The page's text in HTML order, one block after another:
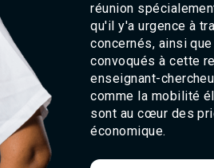
réunion
qu'il y'a urgence à
concernés, ainsi
convoqués à cette
enseignant-
comme la mobilité
sont au cœur des
économique.